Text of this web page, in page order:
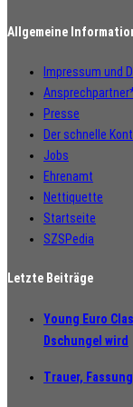
Allgemeine
Impressum und
Presse
Der schnelle
Jobs
Ehrenamt
Nettiquette
Startseite
SZSPedia
Letzte Beiträge
Young Euro
Dschungel wird
Trauer,